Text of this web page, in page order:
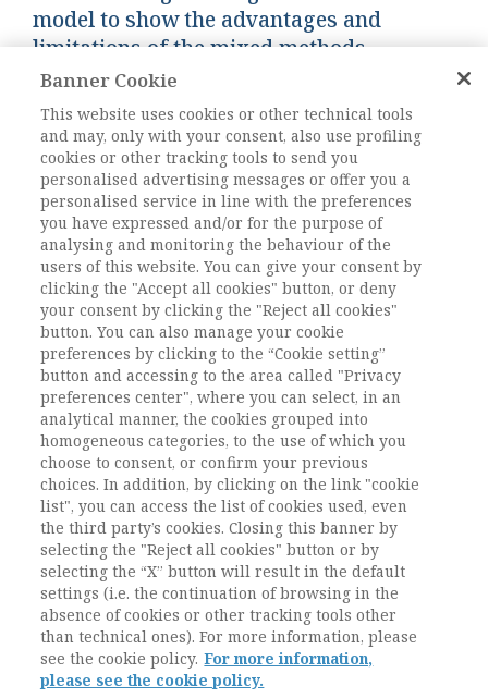
model to show the advantages and
limitations of the mixed methods
approach.
Keywords:Mixed methods, E-research, Hidden
population, Omosessuali, Napoli, Gay, Naples
DOI:10.1485/AIS_2019/14_3443558
Pagine97-108
L'ACCESSO A QUESTO
CONTENUTO E' RISERVATO AGLI
UTENTI ABBONATI
Sei abbonato?ESEGUI L'ACCESSOoppure
ABBONATI.
Contatti / Contacts
Banner Cookie
This website uses cookies or other technical tools
and may, only with your consent, also use profiling
cookies or other tracking tools to send you
personalised advertising messages or offer you a
personalised service in line with the preferences
you have expressed and/or for the purpose of
analysing and monitoring the behaviour of the
users of this website. You can give your consent by
clicking the "Accept all cookies" button, or deny
your consent by clicking the "Reject all cookies"
button. You can also manage your cookie
preferences by clicking to the “Cookie setting”
button and accessing to the area called "Privacy
preferences center", where you can select, in an
analytical manner, the cookies grouped into
homogeneous categories, to the use of which you
choose to consent, or confirm your previous
choices. In addition, by clicking on the link "cookie
list", you can access the list of cookies used, even
the third party’s cookies. Closing this banner by
selecting the "Reject all cookies" button or by
selecting the “X” button will result in the default
settings (i.e. the continuation of browsing in the
absence of cookies or other tracking tools other
than technical ones). For more information, please
see the cookie policy. For more information,
please see the cookie policy.